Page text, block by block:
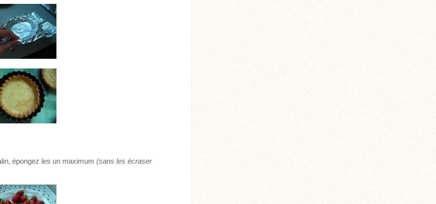
épongez les un maximum(sans les écraser